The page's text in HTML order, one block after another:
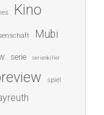
Kino
Mubi
serie serienkiller
spiel